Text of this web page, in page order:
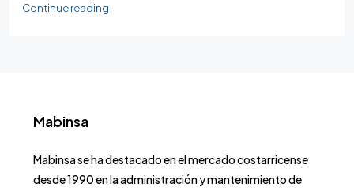
Continue reading
Mabinsa
Mabinsa se ha destacado en el mercado costarricense
desde 1990 en la administración y mantenimiento de